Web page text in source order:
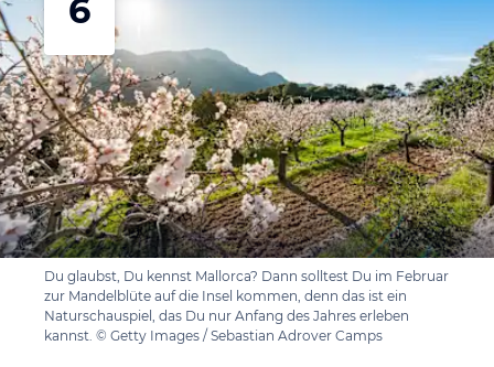
6
Du glaubst, Du kennst Mallorca? Dann solltest Du im Februar
zur Mandelblüte auf die Insel kommen, denn das ist ein
Naturschauspiel, das Du nur Anfang des Jahres erleben
kannst. © Getty Images / Sebastian Adrover Camps